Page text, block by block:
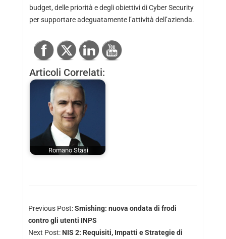
budget, delle priorità e degli obiettivi di Cyber Security
per supportare adeguatamente l’attività dell’azienda.
Articoli Correlati:
Romano Stasi
Previous Post:Smishing: nuova ondata di frodi
contro gli utenti INPS
Next Post: NIS 2: Requisiti, Impatti e Strategie di